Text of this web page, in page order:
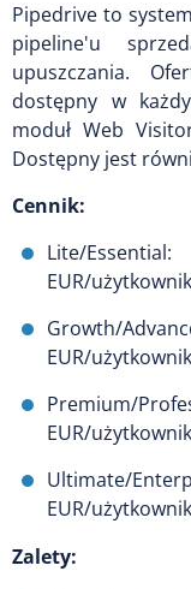
Pipedrive to
pipeline'u
upuszczania.
dostępny w
moduł Web
Dostępny jest
Cennik:
Lite/
EUR/
Growth/
EUR/
Premium/
EUR/
Ultimate/
EUR/
Zalety: